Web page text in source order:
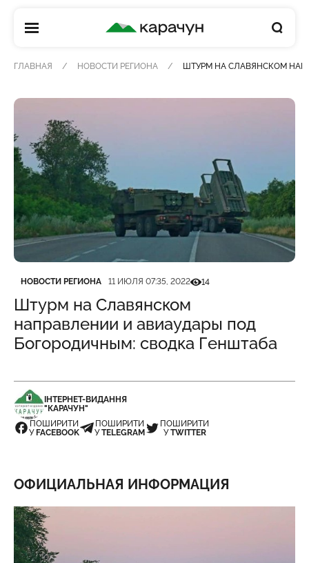
КАРАЧУН
ГЛАВНАЯ НОВОСТИ РЕГИОНА ШТУРМ НА СЛАВЯНСКОМ
Категория
НОВОСТИ РЕГИОНА
Дата публикации 11 ИЮЛЯ 07:35, 2022Кількість переглядів
14
Штурм на Славянском
направлении и авиаудары под
Богородичным: сводка Генштаба
ІНТЕРНЕТ-ВИДАННЯ
"КАРАЧУН"
ПОШИРИТИ
У FACEBOOK
ПОШИРИТИ
УTELEGRAM
ПОШИРИТИ
УTWITTER
ОФИЦИАЛЬНАЯ ИНФОРМАЦИЯ